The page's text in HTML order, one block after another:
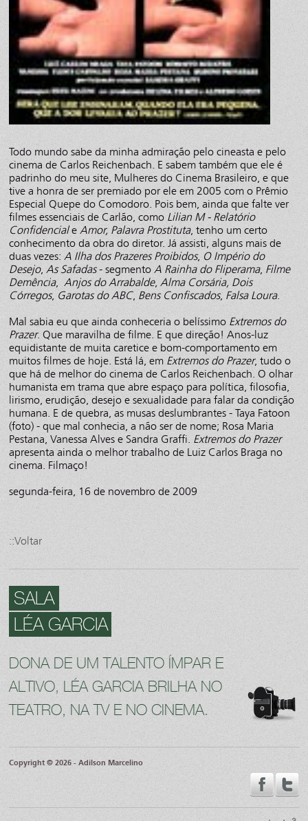
Todo mundo sabe da minha admiração pelo cineasta e pelo
cinema de Carlos Reichenbach. E sabem também que ele é
padrinho do meu site, Mulheres do Cinema Brasileiro, e que
tive a honra de ser premiado por ele em 2005 com o Prêmio
Especial Quepe do Comodoro. Pois bem, ainda que falte ver
filmes essenciais de Carlão, como Lilian M - Relatório
ConfidencialeAmor, Palavra Prostituta, tenho um certo
conhecimento da obra do diretor. Já assisti, alguns mais de
duas vezes:A Ilha dos Prazeres Proibidos, O Império do
Desejo,As Safadas- segmentoA Rainha do Fliperama, Filme
Demência,Anjos do Arrabalde,Alma Corsária, Dois
Córregos, Garotas do ABC, Bens Confiscados, Falsa Loura.
Mal sabia eu que ainda conheceria o belíssimo Extremos do
Prazer. Que maravilha de filme. E que direção! Anos-luz
equidistante de muita caretice e bom-comportamento em
muitos filmes de hoje. Está lá, em Extremos do Prazer, tudo o
que há de melhor do cinema de Carlos Reichenbach. O olhar
humanista em trama que abre espaço para política, filosofia,
lirismo, erudição, desejo e sexualidade para falar da condição
humana. E de quebra, as musas deslumbrantes - Taya Fatoon
(foto) - que mal conhecia, a não ser de nome; Rosa Maria
Pestana, Vanessa Alves e Sandra Graffi. Extremos do Prazer
apresenta ainda o melhor trabalho de Luiz Carlos Braga no
cinema. Filmaço!
segunda-feira, 16 de novembro de 2009
::Voltar
SALA
LÉA GARCIA
DONA DE UM TALENTO ÍMPAR E
ALTIVO, LÉA GARCIA BRILHA NO
TEATRO, NA TV E NO CINEMA.
Copyright © 2026 - Adilson Marcelino